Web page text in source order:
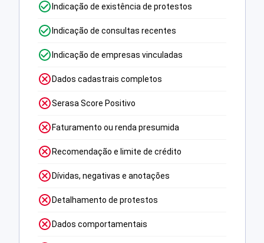
Indicação de existência de protestos
Indicação de consultas recentes
Indicação de empresas vinculadas
Dados cadastrais completos
Serasa Score Positivo
Faturamento ou renda presumida
Recomendação e limite de crédito
Dívidas, negativas e anotações
Detalhamento de protestos
Dados comportamentais